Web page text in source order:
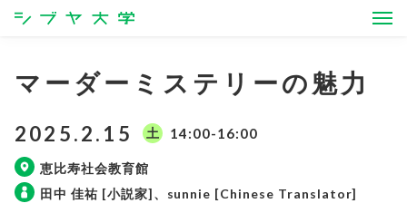
シブヤ大学
マーダーミステリーの魅力
2025.2.15 土 14:00-16:00
恵比寿社会教育館
田中 佳祐 [小説家]、sunnie [Chinese Translator]